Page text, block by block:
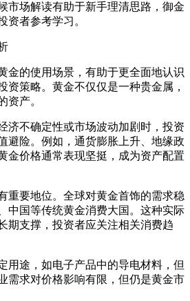
市场解读有助于新手理清思路，御金
资者参考学习。
金的使用场景，有助于更全面地认识
资策略。黄金不仅仅是一种贵金属，
资产。
济不确定性或市场波动加剧时，投资
避险。例如，通货膨胀上升、地缘政
金价格通常表现坚挺，成为资产配置
重要地位。全球对黄金首饰的需求稳
中国等传统黄金消费大国。这种实际
期支撑，投资者应关注相关消费趋
用途，如电子产品中的导电材料，但
需求对价格影响有限，但仍是黄金市